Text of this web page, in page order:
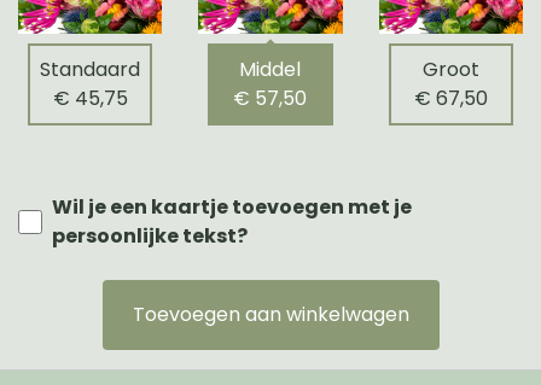
Standaard
€ 45,75
Middel
€ 57,50
Groot
€ 67,50
Wil je een kaartje toevoegen met je
persoonlijke tekst?
Toevoegen aan winkelwagen